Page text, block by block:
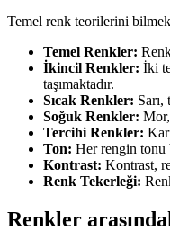
Temel renk teorilerini
Temel Renkler:
İkincil Renkler: İki
taşımaktadır.
Sıcak Renkler:
Soğuk Renkler:
Tercihi Renkler:
Ton: Her rengin tonu
Kontrast: Kontrast,
Renk Tekerleği:
Renkler